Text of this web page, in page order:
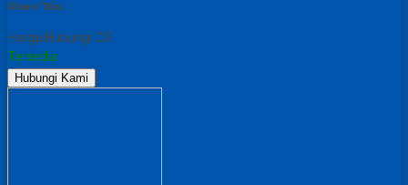
Share This :
Harga Hubungi CS
Tersedia
Hubungi Kami